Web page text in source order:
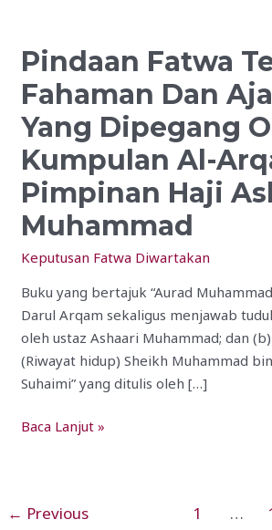
Pindaan Fatwa
Fahaman Dan
Yang Dipegang
Kumpulan Al-
Pimpinan Haji
Muhammad
Keputusan Fatwa Diwartakan
Buku yang bertajuk “Aurad
Darul Arqam sekaligus menjawab
oleh ustaz Ashaari Muhammad; dan
(Riwayat hidup) Sheikh Muhammad
Suhaimi” yang ditulis oleh […]
Pindaan
Tentang
Fahaman
Dan
Ajaran
Yang
Dipegang
Oleh
Kumpulan
Al-
Arqam
Pimpinan
Haji
Ashaari
Muhammad
Baca Lanjut »
← Previous 1 …